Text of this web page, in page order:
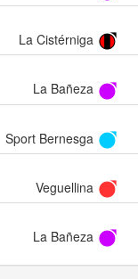
La Cistérniga
La Bañeza
Sport Bernesga
Veguellina
La Bañeza